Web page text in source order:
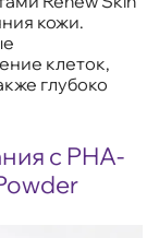
кожи.
клеток,
глубоко
с PHA-